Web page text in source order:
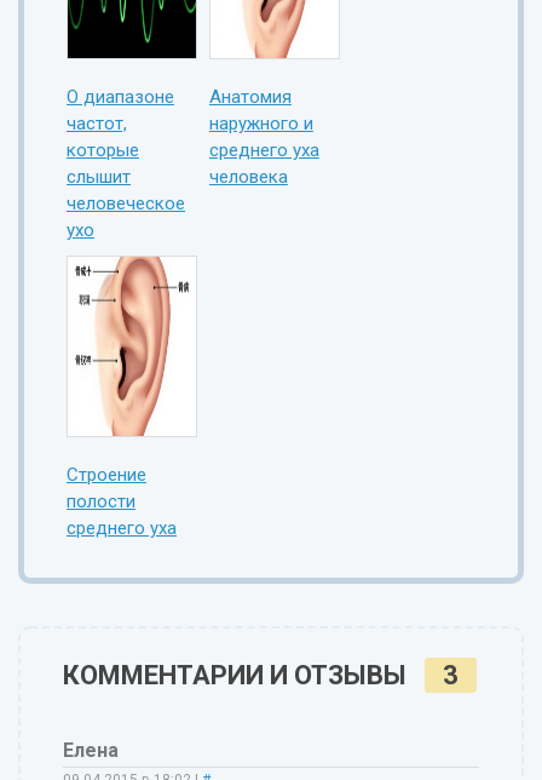
О диапазоне
частот,
которые
слышит
человеческое
ухо
Анатомия
наружного и
среднего уха
человека
Строение
полости
среднего уха
КОММЕНТАРИИ И ОТЗЫВЫ 3
Елена